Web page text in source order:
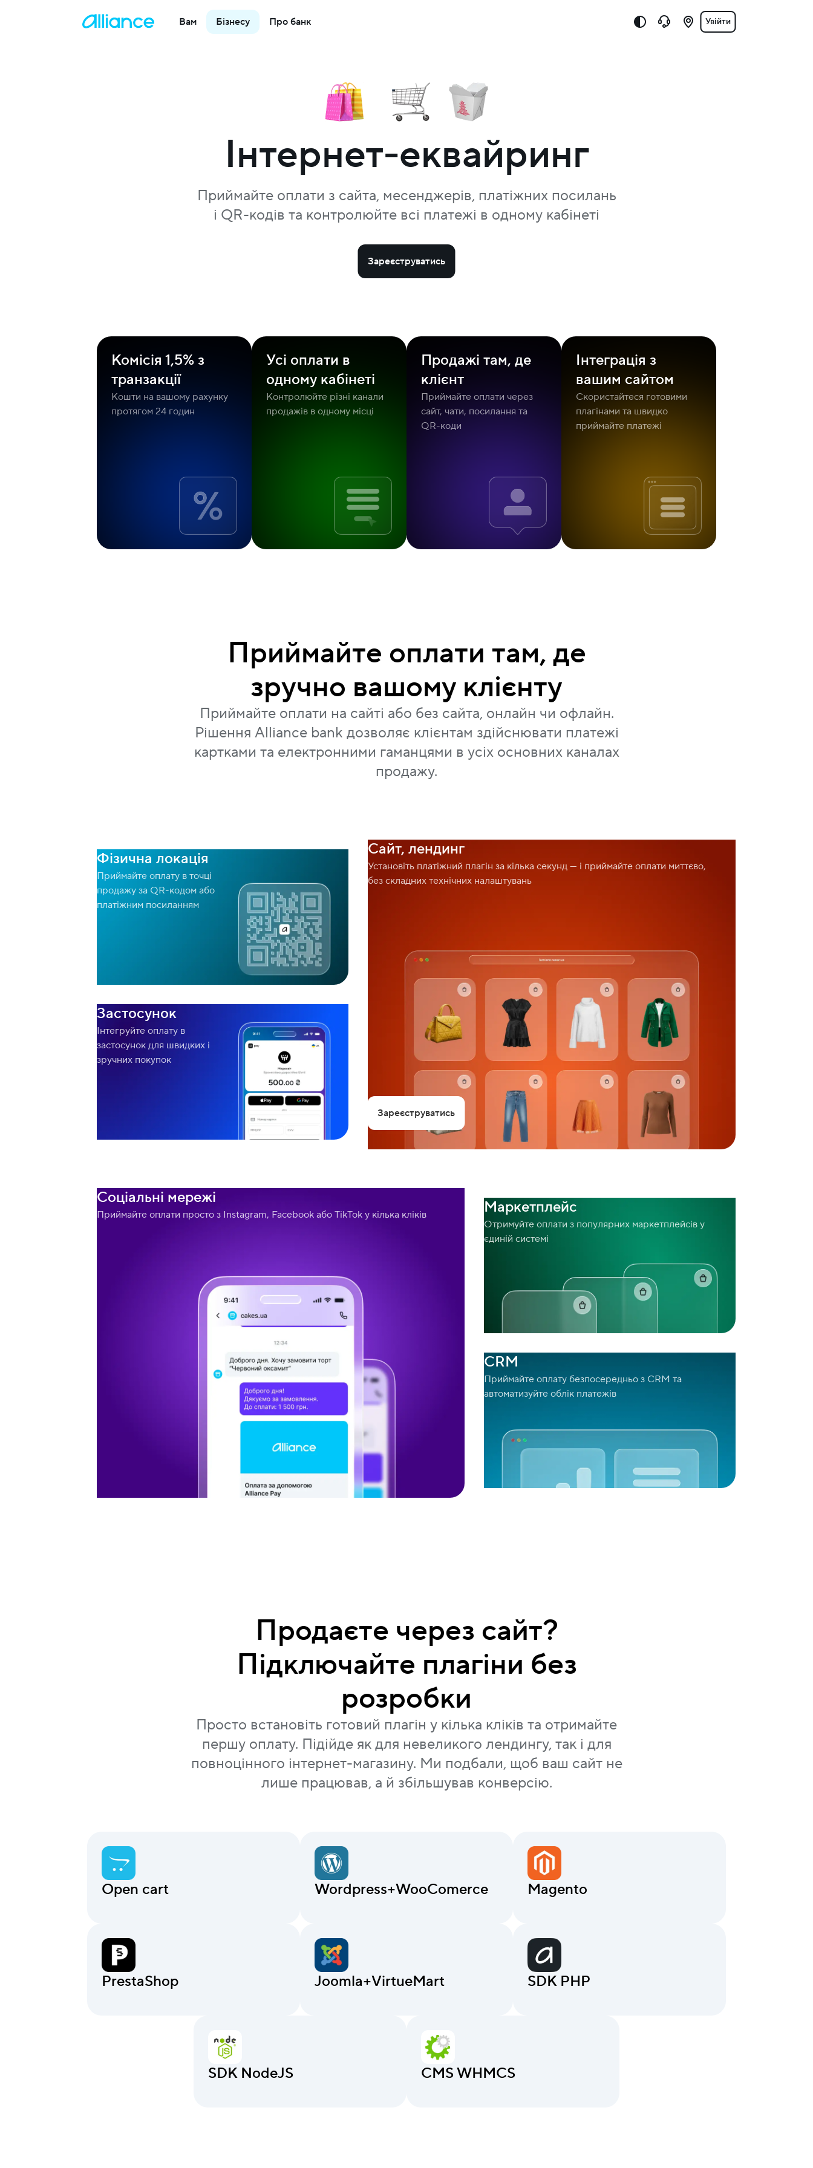
Вам Бізнесу Про банк Увійти
Інтернет-еквайринг
Приймайте оплати з сайта, месенджерів, платіжних посилань
і QR-кодів та контролюйте всі платежі в одному кабінеті
Зареєструватись
Комісія 1,5% з
транзакції
Кошти на вашому рахунку
протягом 24 годин
Усі оплати в
одному кабінеті
Контролюйте різні канали
продажів в одному місці
Продажі там, де
клієнт
Приймайте оплати через
сайт, чати, посилання та
QR-коди
Інтеграція з
вашим сайтом
Скористайтеся готовими
плагінами та швидко
приймайте платежі
Приймайте оплати там, де
зручно вашому клієнту
Приймайте оплати на сайті або без сайта, онлайн чи офлайн.
Рішення Alliance bank дозволяє клієнтам здійснювати платежі
картками та електронними гаманцями в усіх основних каналах
продажу.
Сайт, лендинг
Установіть платіжний плагін за кілька секунд — і приймайте оплати миттєво,
без складних технічних налаштувань
Зареєструватись
Фізична локація
Приймайте оплату в точці
продажу за QR-кодом або
платіжним посиланням
Застосунок
Інтегруйте оплату в
застосунок для швидких і
зручних покупок
Соціальні мережі
Приймайте оплати просто з Instagram, Facebook або TikTok у кілька кліків Маркетплейс
Отримуйте оплати з популярних маркетплейсів у
єдиній системі
CRM
Приймайте оплату безпосередньо з CRM та
автоматизуйте облік платежів
Продаєте через сайт?
Підключайте плагіни без
розробки
Просто встановіть готовий плагін у кілька кліків та отримайте
першу оплату. Підійде як для невеликого лендингу, так і для
повноцінного інтернет-магазину. Ми подбали, щоб ваш сайт не
лише працював, а й збільшував конверсію.
Open cart Wordpress+WooComerce Magento
PrestaShop Joomla+VirtueMart SDK PHP
SDK NodeJS CMS WHMCS